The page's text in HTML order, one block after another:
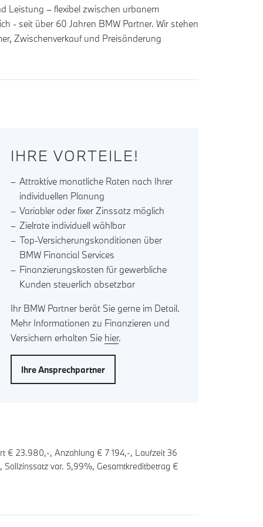
Leistung – flexibel zwischen urbanem
- seit über 60 Jahren BMW Partner. Wir stehen
Zwischenverkauf und Preisänderung
€ 23.980,-, Anzahlung € 7 194,-, Laufzeit36
Sollzinssatz var. 5,99%, Gesamtkreditbetrag €
IHRE VORTEILE!
Attraktive monatliche Raten nach Ihrer
individuellen Planung
Variabler oder fixer Zinssatz möglich
Zielrate individuell wählbar
Top-Versicherungskonditionen über
BMW Financial Services
Finanzierungskosten für gewerbliche
Kunden steuerlich absetzbar
Ihr BMW Partner berät Sie gerne im Detail.
Mehr Informationen zu Finanzieren und
Versichern erhalten Sie hier.
Ihre Ansprechpartner